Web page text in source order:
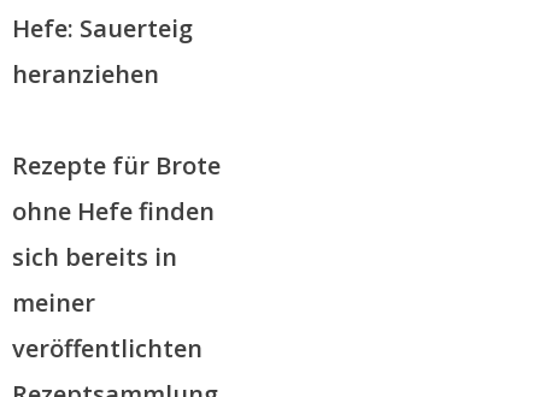
Hefe: Sauerteig
heranziehen
Rezepte für Brote
ohne Hefe finden
sich bereits in
meiner
veröffentlichten